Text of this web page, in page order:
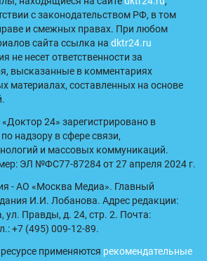
с законодательством РФ, в том
и смежных правах. При любом
сайта ссылка на dktr24.ru
не несет ответственности за
высказанные в комментариях
материалах, составленных на основе
24» зарегистрировано в
надзору в сфере связи,
и массовых коммуникаций.
ЭЛ №ФС77-87284 от 27 апреля 2024 г.
- АО «Москва Медиа». Главный
И.И. Лобанова. Адрес редакции:
ул. Правды, д. 24, стр. 2. Почта:
+7 (495) 009-12-89.
применяются рекомендательные